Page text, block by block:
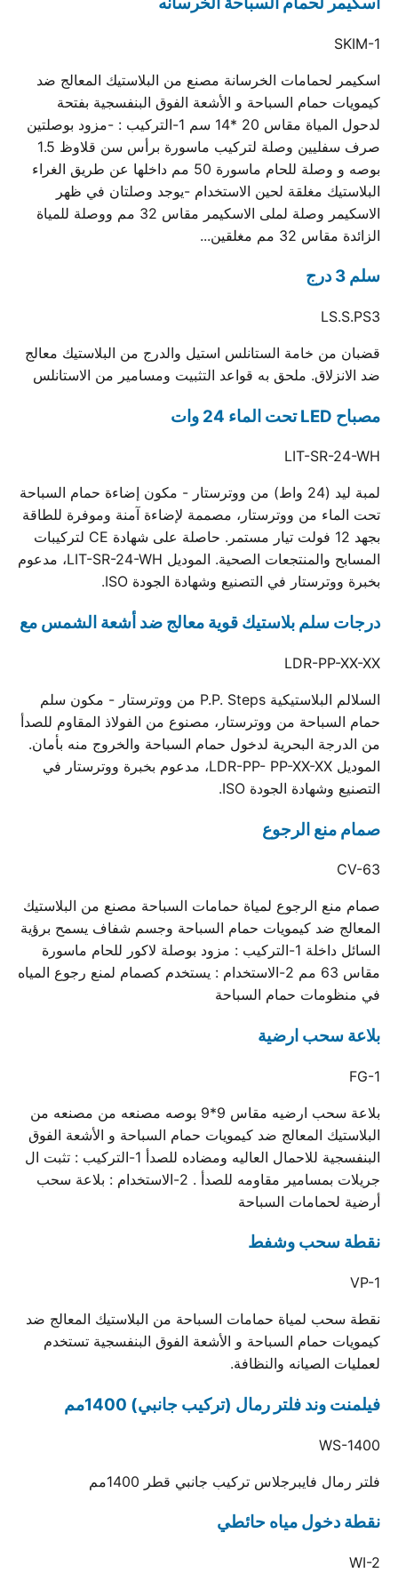
SKIM-1
اسكيمر لحمامات الخرسانة مصنع من البلاستيك المعالج ضد
كيمويات حمام السباحة و الأشعة الفوق البنفسجية بفتحة
لدحول المياة مقاس 20 *14 سم 1-التركيب : -مزود بوصلتين
صرف سفليين وصلة لتركيب ماسورة برأس سن قلاوظ 1.5
بوصه و وصلة للحام ماسورة 50 مم داخلها عن طريق الغراء
البلاستيك مغلقة لحين الاستخدام -يوجد وصلتان في ظهر
الاسكيمر وصلة لملى الاسكيمر مقاس 32 مم ووصلة للمياة
الزائدة مقاس 32 مم مغلقين...
سلم 3 درج
LS.S.PS3
قضبان من خامة الستانلس استيل والدرج من البلاستيك معالج
ضد الانزلاق. ملحق به قواعد التثبيت ومسامير من الاستانلس
مصباح LED تحت الماء 24 وات
LIT-SR-24-WH
لمبة ليد (24 واط) من ووترستار - مكون إضاءة حمام السباحة
تحت الماء من ووترستار، مصممة لإضاءة آمنة وموفرة للطاقة
بجهد 12 فولت تيار مستمر. حاصلة على شهادة CE لتركيبات
المسابح والمنتجعات الصحية. الموديل LIT-SR-24-WH، مدعوم
بخبرة ووترستار في التصنيع وشهادة الجودة ISO.
درجات سلم بلاستيك قوية معالج ضد أشعة الشمس مع
LDR-PP-XX-XX
السلالم البلاستيكية P.P. Steps من ووترستار - مكون سلم
حمام السباحة من ووترستار، مصنوع من الفولاذ المقاوم للصدأ
من الدرجة البحرية لدخول حمام السباحة والخروج منه بأمان.
الموديل LDR-PP- PP-XX-XX، مدعوم بخبرة ووترستار في
التصنيع وشهادة الجودة ISO.
صمام منع الرجوع
CV-63
صمام منع الرجوع لمياة حمامات السباحة مصنع من البلاستيك
المعالج ضد كيمويات حمام السباحة وجسم شفاف يسمح برؤية
السائل داخلة 1-التركيب : مزود بوصلة لاكور للحام ماسورة
مقاس 63 مم 2-الاستخدام : يستخدم كصمام لمنع رجوع المياه
في منظومات حمام السباحة
بلاعة سحب ارضية
FG-1
بلاعة سحب ارضيه مقاس 9*9 بوصه مصنعه من مصنعه من
البلاستيك المعالج ضد كيمويات حمام السباحة و الأشعة الفوق
البنفسجية للاحمال العاليه ومضاده للصدأ 1-التركيب : تثبت ال
جريلات بمسامير مقاومه للصدأ . 2-الاستخدام : بلاعة سحب
أرضية لحمامات السباحة
نقطة سحب وشفط
VP-1
نقطة سحب لمياة حمامات السباحة من البلاستيك المعالج ضد
كيمويات حمام السباحة و الأشعة الفوق البنفسجية تستخدم
لعمليات الصيانه والنظافة.
فيلمنت وند فلتر رمال (تركيب جانبي) 1400مم
WS-1400
فلتر رمال فايبرجلاس تركيب جانبي قطر 1400مم
نقطة دخول مياه حائطي
WI-2